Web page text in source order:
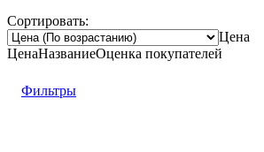
Сортировать:
Цена
ЦенаНазваниеОценка покупателей
Фильтры